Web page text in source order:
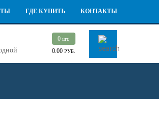
ГДЕ КУПИТЬ КОНТАКТЫ
0шт.
0.00 РУБ.